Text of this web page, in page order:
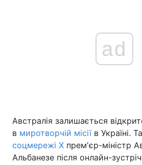
ad
Австралія залишається
в миротворчій місіїв Україні.
соцмережі Х прем'єр-міністр
Альбанезе після онлайн-